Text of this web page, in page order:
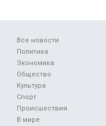
Все новости
Политика
Экономика
Общество
Культура
Спорт
Происшествия
В мире